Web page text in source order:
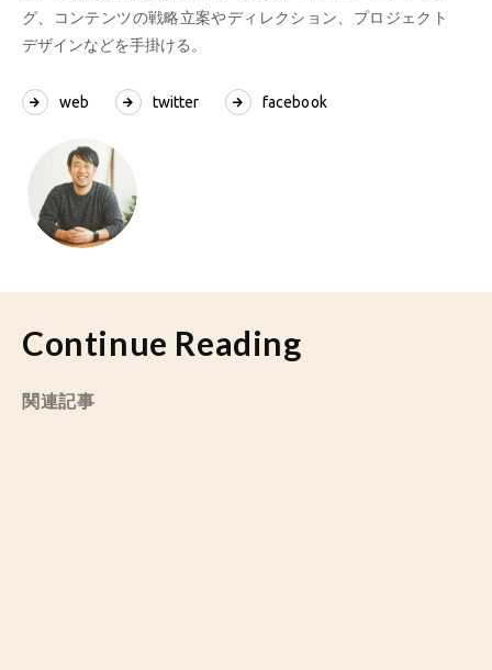
グ、コンテンツの戦略立案やディレクション、プロジェクト
デザインなどを手掛ける。
web twitter facebook
Continue Reading
関連記事